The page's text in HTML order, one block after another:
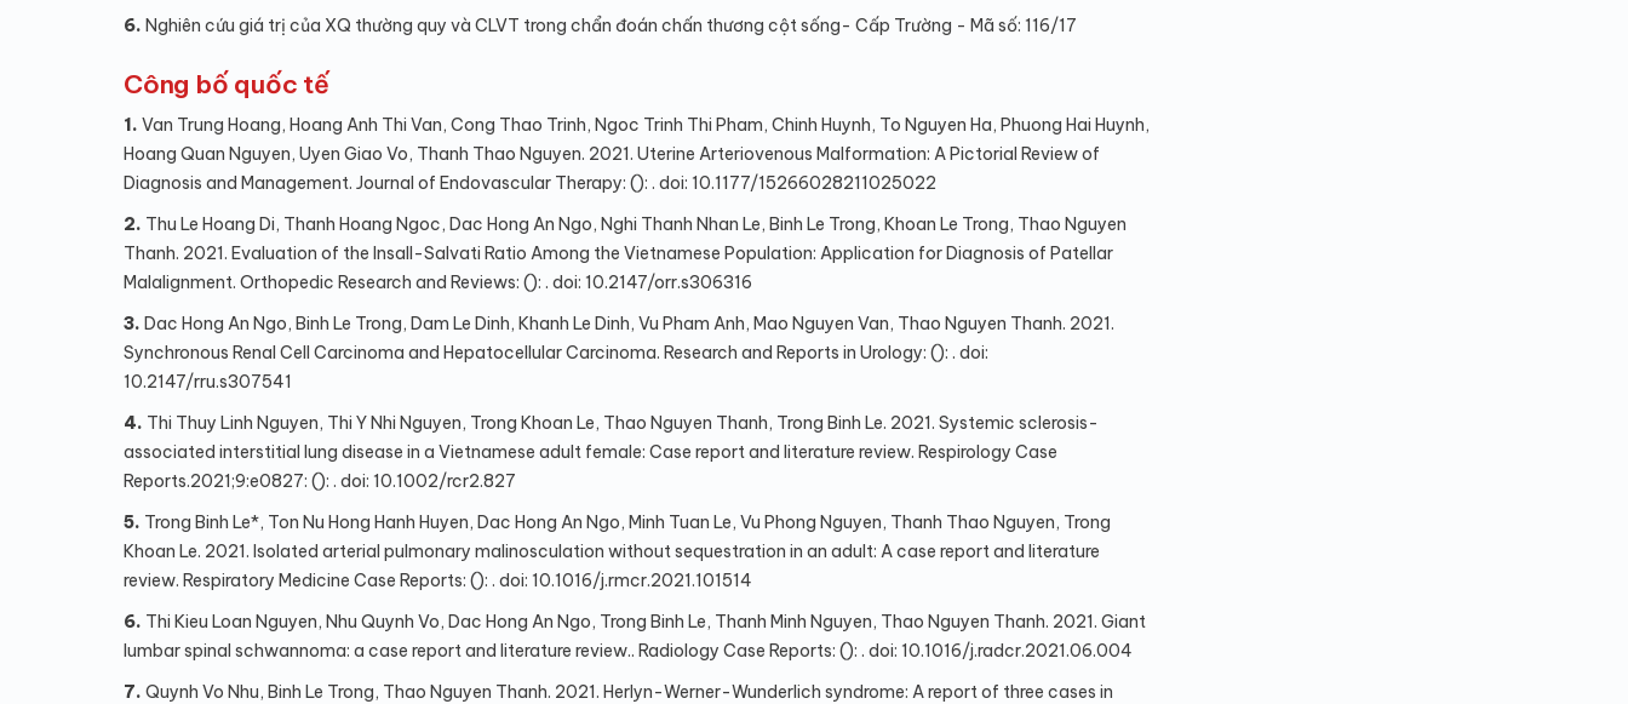
6. Nghiên cứu giá trị của XQ thường quy và CLVT trong chẩn đoán chấn thương cột sống- Cấp Trường - Mã số: 116/17
Công bố quốc tế
1. Van Trung Hoang, Hoang Anh Thi Van, Cong Thao Trinh, Ngoc Trinh Thi Pham, Chinh Huynh, To Nguyen Ha, Phuong Hai Huynh,
Hoang Quan Nguyen, Uyen Giao Vo, Thanh Thao Nguyen. 2021. Uterine Arteriovenous Malformation: A Pictorial Review of
Diagnosis and Management. Journal of Endovascular Therapy: (): . doi: 10.1177/15266028211025022
2. Thu Le Hoang Di, Thanh Hoang Ngoc, Dac Hong An Ngo, Nghi Thanh Nhan Le, Binh Le Trong, Khoan Le Trong, Thao Nguyen
Thanh. 2021. Evaluation of the Insall-Salvati Ratio Among the Vietnamese Population: Application for Diagnosis of Patellar
Malalignment. Orthopedic Research and Reviews: (): . doi: 10.2147/orr.s306316
3. Dac Hong An Ngo, Binh Le Trong, Dam Le Dinh, Khanh Le Dinh, Vu Pham Anh, Mao Nguyen Van, Thao Nguyen Thanh. 2021.
Synchronous Renal Cell Carcinoma and Hepatocellular Carcinoma. Research and Reports in Urology: (): . doi:
10.2147/rru.s307541
4. Thi Thuy Linh Nguyen, Thi Y Nhi Nguyen, Trong Khoan Le, Thao Nguyen Thanh, Trong Binh Le. 2021. Systemic sclerosis-
associated interstitial lung disease in a Vietnamese adult female: Case report and literature review. Respirology Case
Reports.2021;9:e0827: (): . doi: 10.1002/rcr2.827
5. Trong Binh Le*, Ton Nu Hong Hanh Huyen, Dac Hong An Ngo, Minh Tuan Le, Vu Phong Nguyen, Thanh Thao Nguyen, Trong
Khoan Le. 2021. Isolated arterial pulmonary malinosculation without sequestration in an adult: A case report and literature
review. Respiratory Medicine Case Reports: (): . doi: 10.1016/j.rmcr.2021.101514
6. Thi Kieu Loan Nguyen, Nhu Quynh Vo, Dac Hong An Ngo, Trong Binh Le, Thanh Minh Nguyen, Thao Nguyen Thanh. 2021. Giant
lumbar spinal schwannoma: a case report and literature review.. Radiology Case Reports: (): . doi: 10.1016/j.radcr.2021.06.004
7. Quynh Vo Nhu, Binh Le Trong, Thao Nguyen Thanh. 2021. Herlyn-Werner-Wunderlich syndrome: A report of three cases in